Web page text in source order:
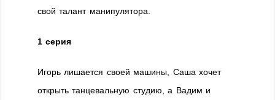
свой талант манипулятора.
1 серия
Игорь лишается своей машины, Саша хочет
открыть танцевальную студию, а Вадим и